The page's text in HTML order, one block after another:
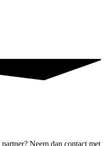
Neem dan contact met